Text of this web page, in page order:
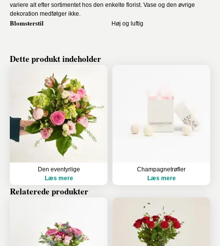
variere alt efter sortimentet hos den enkelte florist. Vase og den øvrige
dekoration medfølger ikke.
Blomsterstil Høj og luftig
Dette produkt indeholder
Den eventyrlige
Læs mere
Champagnetrøfler
Læs mere
Relaterede produkter